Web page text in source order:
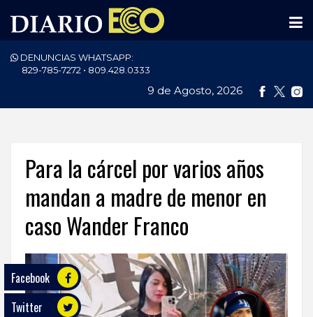
DENUNCIAS WHATSAPP:
829-785-7272 • 809.428.0333
9 de Agosto, 2026
PORTADA
ECONOMÍA
DEPORTES
SALUD
TECNOLOGÍA
Para la cárcel por varios años
mandan a madre de menor en
caso Wander Franco
Facebook
Twitter